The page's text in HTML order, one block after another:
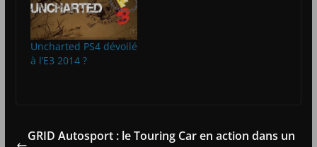
Uncharted PS4 dévoilé
à l’E3 2014 ?
GRID Autosport : le Touring Car en action dans un